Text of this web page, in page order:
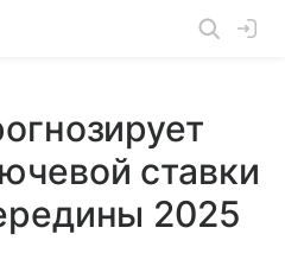
ставки
2025